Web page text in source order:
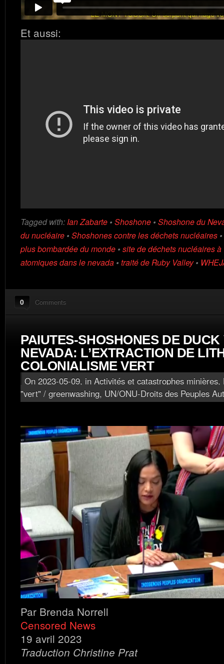
Et aussi:
Tagged with:Ian Zabarte • Shoshone • Shoshone du
du nucléaire • Shoshones contre les déchets nucléaires •
plus bombardée du monde • site de déchets nucléaires
atomiques dans le nevada • traité de Ruby Valley•
0 Comments
PAIUTES-SHOSHONES DE DUCK
NEVADA: L’EXTRACTION DE
COLONIALISME VERT
On 2023-05-09, in Activités et catastrophes minières,
"vert" / greenwashing, UN/ONU-Droits des Peuples
Par Brenda Norrell
Censored News
19 avril 2023
Traduction Christine Prat